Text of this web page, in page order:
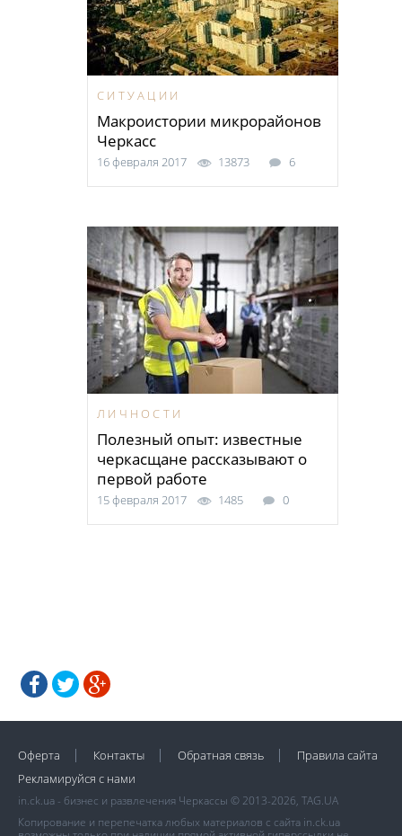
СИТУАЦИИ
Макроистории микрорайонов
Черкасс
16 февраля 2017 13873 6
ЛИЧНОСТИ
Полезный опыт: известные
черкасщане рассказывают о
первой работе
15 февраля 2017 1485 0
Оферта Контакты Обратная связь
Правила сайта
Рекламируйся с нами
in.ck.ua - бизнес и развлечения Черкассы © 2013-2026, TAG.UA
Копирование и перепечатка любых материалов с сайта in.ck.ua